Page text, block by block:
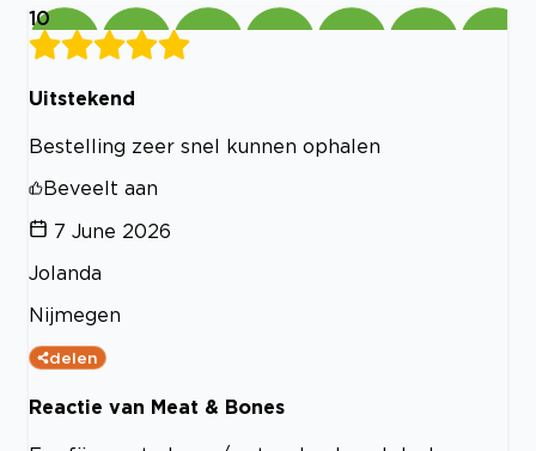
10
Uitstekend
Bestelling zeer snel kunnen ophalen
Beveelt aan
7 June 2026
Jolanda
Nijmegen
delen
Reactie van Meat & Bones